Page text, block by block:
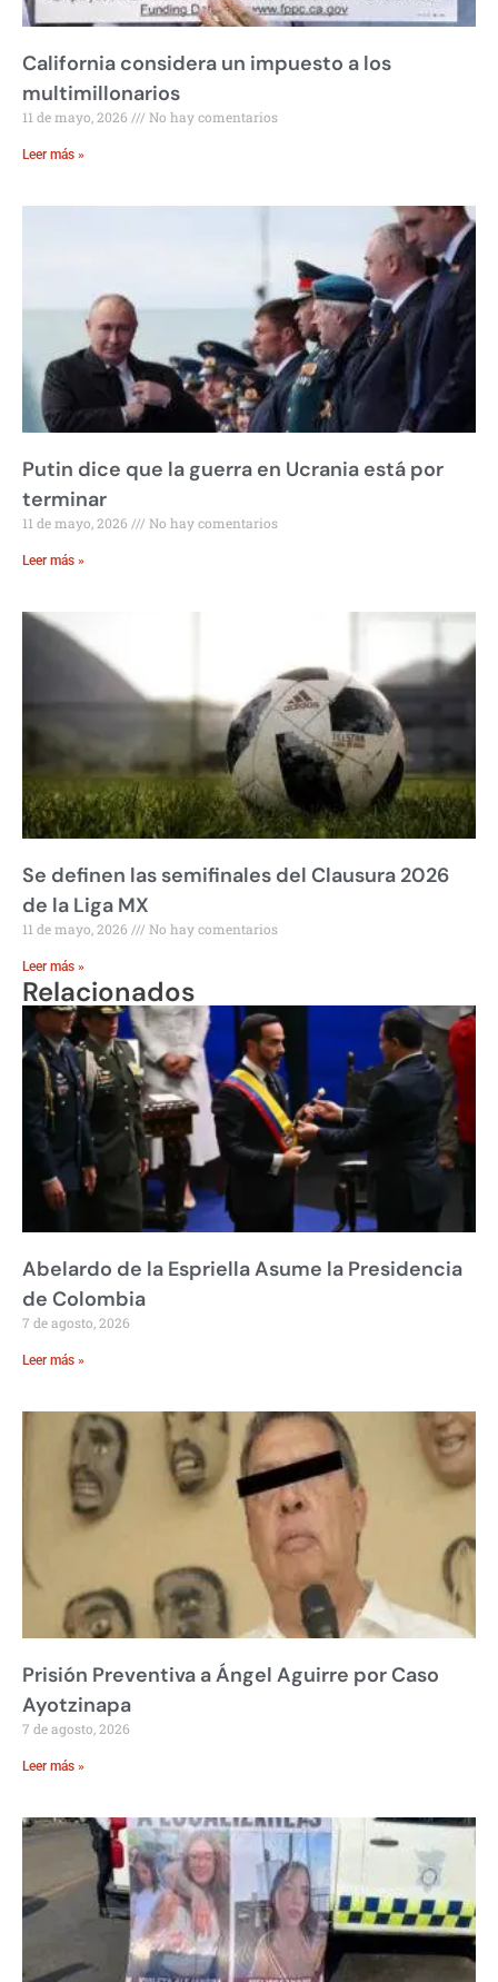
California considera un impuesto a los
multimillonarios
11 de mayo, 2026 No hay comentarios
Leer más »
Putin dice que la guerra en Ucrania está por
terminar
11 de mayo, 2026 No hay comentarios
Leer más »
Se definen las semifinales del Clausura 2026
de la Liga MX
11 de mayo, 2026 No hay comentarios
Leer más »
Relacionados
Abelardo de la Espriella Asume la Presidencia
de Colombia
7 de agosto, 2026
Leer más »
Prisión Preventiva a Ángel Aguirre por Caso
Ayotzinapa
7 de agosto, 2026
Leer más »